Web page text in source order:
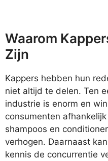
Waarom
Zijn
Kappers hebben hun
niet altijd te delen. Ten
industrie is enorm en
consumenten
shampoos en
verhogen. Daarnaast
kennis de concurrentie